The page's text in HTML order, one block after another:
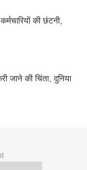
की छंटनी,
जाने की चिंता, दुनिया